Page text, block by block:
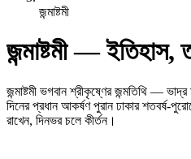
জন্মাষ্টমী
জন্মাষ্টমী — ইতিহাস,
জন্মাষ্টমী ভগবান শ্রীকৃষ্ণের জন্মতিথি —
দিনের প্রধান আকর্ষণ পুরান ঢাকার শতবর্ষ-
রাখেন, দিনভর চলে কীর্তন।